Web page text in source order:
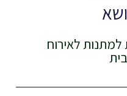
למתנות לאירוח